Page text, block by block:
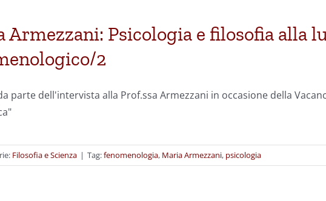
Armezzani: Psicologia e filosofia alla
2
parte dell'intervista alla Prof.ssa Armezzani in occasione della
Filosofia e Scienza | Tag:fenomenologia, Maria Armezzani, psicologia